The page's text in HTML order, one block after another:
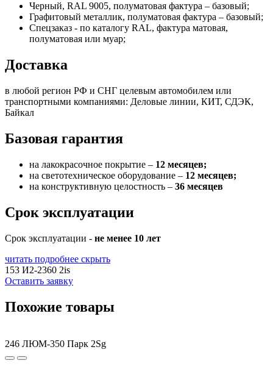
Черный, RAL 9005, полуматовая фактура – базовый;
Графитовый металлик, полуматовая фактура – базовый;
Спецзаказ - по каталогу RAL, фактура матовая,
полуматовая или муар;
Доставка
в любой регион РФ и СНГ целевым автомобилем или
транспортными компаниями: Деловые линии, КИТ, СДЭК,
Байкал
Базовая гарантия
на лакокрасочное покрытие – 12 месяцев;
на светотехническое оборудование – 12 месяцев;
на конструктивную целостность – 36 месяцев
Срок эксплуатации
Срок эксплуатации - не менее 10 лет
читать подробнее скрыть
153 И2-2360 2is
Оставить заявку
Похожие товары
246 ЛЮМ-350 Парк 2Sg